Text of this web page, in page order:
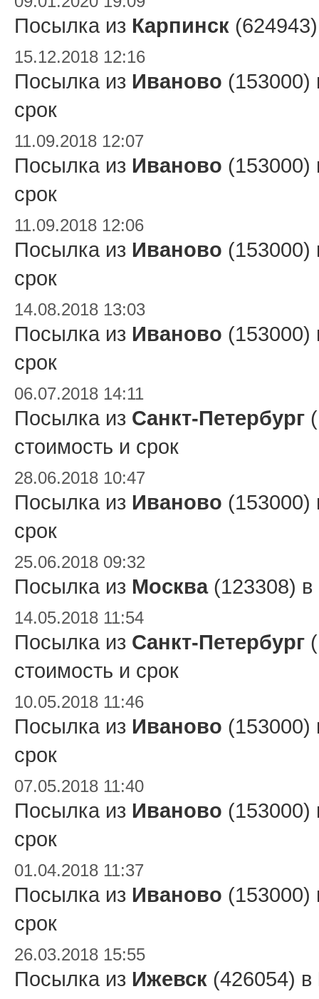
Посылка из Карпинск
15.12.2018 12:16
Посылка из Иваново
срок
11.09.2018 12:07
Посылка из Иваново
срок
11.09.2018 12:06
Посылка из Иваново
срок
14.08.2018 13:03
Посылка из Иваново
срок
06.07.2018 14:11
Посылка из Санкт-Петербург
стоимость и срок
28.06.2018 10:47
Посылка из Иваново
срок
25.06.2018 09:32
Посылка из Москва(123308) в
14.05.2018 11:54
Посылка из Санкт-Петербург
стоимость и срок
10.05.2018 11:46
Посылка из Иваново
срок
07.05.2018 11:40
Посылка из Иваново
срок
01.04.2018 11:37
Посылка из Иваново
срок
26.03.2018 15:55
Посылка из Ижевск (426054) в